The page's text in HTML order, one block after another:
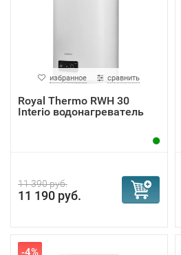
избранное сравнить
Royal Thermo RWH 30
Interio водонагреватель
11 390 руб.
11 190 руб.
-4%